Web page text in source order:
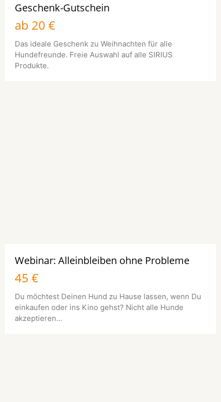
Geschenk-Gutschein
ab 20 €
Das ideale Geschenk zu Weihnachten für alle
Hundefreunde. Freie Auswahl auf alle SIRIUS
Produkte.
Webinar: Alleinbleiben ohne Probleme
45 €
Du möchtest Deinen Hund zu Hause lassen, wenn Du
einkaufen oder ins Kino gehst? Nicht alle Hunde
akzeptieren...